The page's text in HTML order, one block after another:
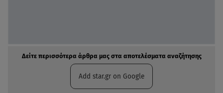
Δείτε περισσότερα άρθρα μας στα αποτελέσματα αναζήτησης
Add star.gr on Google